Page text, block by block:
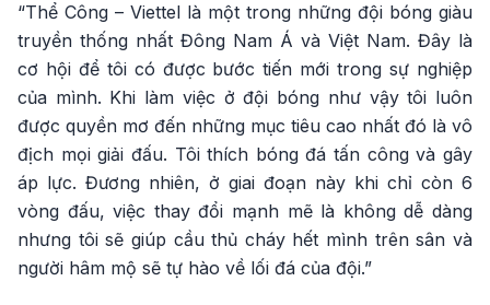
“Thể Công – Viettel là một trong những đội bóng giàu
truyền thống nhất Đông Nam Á và Việt Nam. Đây là
cơ hội để tôi có được bước tiến mới trong sự nghiệp
của mình. Khi làm việc ở đội bóng như vậy tôi luôn
được quyền mơ đến những mục tiêu cao nhất đó là vô
địch mọi giải đấu. Tôi thích bóng đá tấn công và gây
áp lực. Đương nhiên, ở giai đoạn này khi chỉ còn 6
vòng đấu, việc thay đổi mạnh mẽ là không dễ dàng
nhưng tôi sẽ giúp cầu thủ cháy hết mình trên sân và
người hâm mộ sẽ tự hào về lối đá của đội.”